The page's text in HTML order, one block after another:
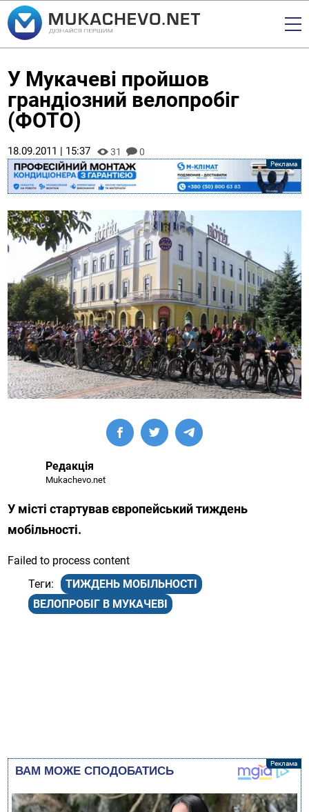
У Мукачеві пройшов
грандіозний велопробіг
(ФОТО)
18.09.2011 | 15:37 31 0
Редакція
Mukachevo.net
У місті стартував європейський тиждень
мобільності.
Failed to process content
ТИЖДЕНЬ МОБІЛЬНОСТІ
ВЕЛОПРОБІГ В МУКАЧЕВІ